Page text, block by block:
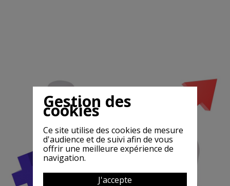
Gestion des
cookies
Ce site utilise des cookies de mesure
d'audience et de suivi afin de vous
offrir une meilleure expérience de
navigation.
J'accepte